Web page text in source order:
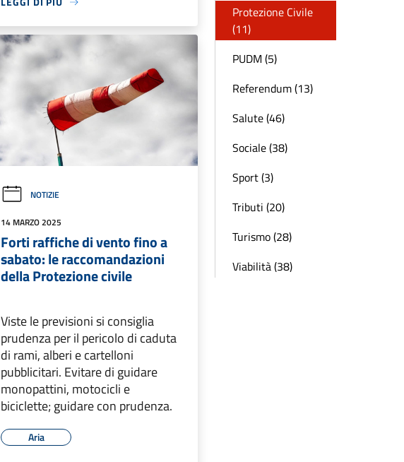
NOTIZIE
14 MARZO 2025
Forti raffiche di vento fino a
sabato: le raccomandazioni
della Protezione civile
Viste le previsioni si consiglia
prudenza per il pericolo di caduta
di rami, alberi e cartelloni
pubblicitari. Evitare di guidare
monopattini, motocicli e
biciclette; guidare con prudenza.
Aria
Protezione Civile
(11)
PUDM (5)
Referendum (13)
Salute (46)
Sociale (38)
Sport (3)
Tributi (20)
Turismo (28)
Viabilità (38)